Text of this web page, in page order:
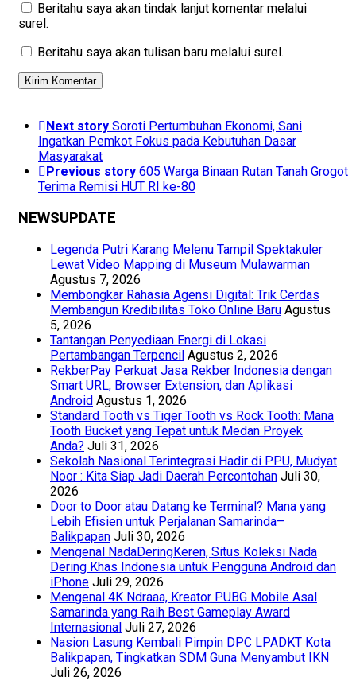
Beritahu saya akan tindak lanjut komentar melalui
surel.
Beritahu saya akan tulisan baru melalui surel.
Next story Soroti Pertumbuhan Ekonomi, Sani
Ingatkan Pemkot Fokus pada Kebutuhan Dasar
Masyarakat
Previous story 605 Warga Binaan Rutan Tanah Grogot
Terima Remisi HUT RI ke-80
NEWSUPDATE
Legenda Putri Karang Melenu Tampil Spektakuler
Lewat Video Mapping di Museum Mulawarman
Agustus 7, 2026
Membongkar Rahasia Agensi Digital: Trik Cerdas
Membangun Kredibilitas Toko Online Baru Agustus
5, 2026
Tantangan Penyediaan Energi di Lokasi
Pertambangan Terpencil Agustus 2, 2026
RekberPay Perkuat Jasa Rekber Indonesia dengan
Smart URL, Browser Extension, dan Aplikasi
Android Agustus 1, 2026
Standard Tooth vs Tiger Tooth vs Rock Tooth: Mana
Tooth Bucket yang Tepat untuk Medan Proyek
Anda? Juli 31, 2026
Sekolah Nasional Terintegrasi Hadir di PPU, Mudyat
Noor : Kita Siap Jadi Daerah Percontohan Juli 30,
2026
Door to Door atau Datang ke Terminal? Mana yang
Lebih Efisien untuk Perjalanan Samarinda–
Balikpapan Juli 30, 2026
Mengenal NadaDeringKeren, Situs Koleksi Nada
Dering Khas Indonesia untuk Pengguna Android dan
iPhone Juli 29, 2026
Mengenal 4K Ndraaa, Kreator PUBG Mobile Asal
Samarinda yang Raih Best Gameplay Award
Internasional Juli 27, 2026
Nasion Lasung Kembali Pimpin DPC LPADKT Kota
Balikpapan, Tingkatkan SDM Guna Menyambut IKN
Juli 26, 2026